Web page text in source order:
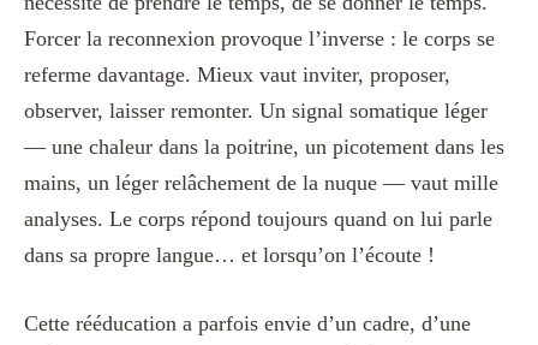
Forcer la reconnexion provoque l’inverse : le corps se
referme davantage. Mieux vaut inviter, proposer,
observer, laisser remonter. Un signal somatique léger
— une chaleur dans la poitrine, un picotement dans les
mains, un léger relâchement de la nuque — vaut mille
analyses. Le corps répond toujours quand on lui parle
dans sa propre langue… et lorsqu’on l’écoute !
Cette rééducation a parfois envie d’un cadre, d’une